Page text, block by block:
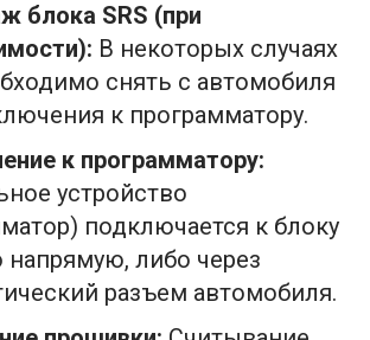
блока SRS (при
В некоторых случаях
снять с автомобиля
к программатору.
к программатору:
устройство
подключается к блоку
напрямую, либо через
разъем автомобиля.